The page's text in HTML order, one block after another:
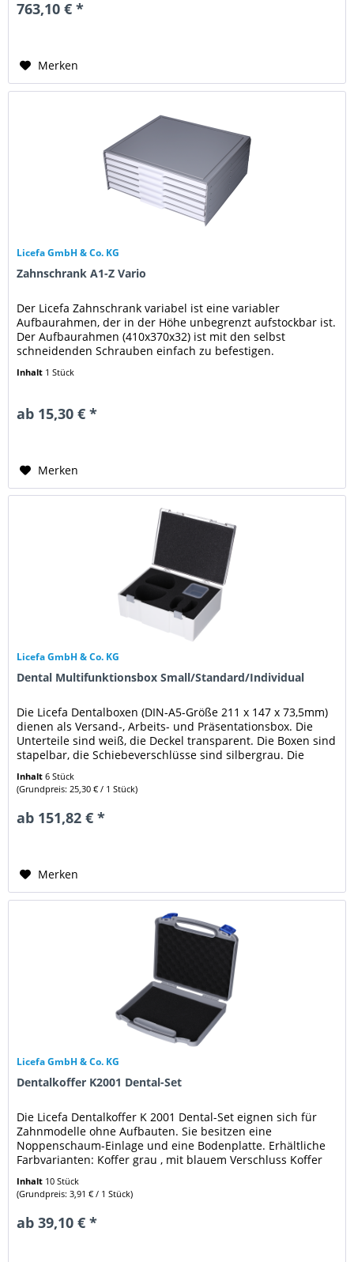
763,10 € *
Merken
Licefa GmbH & Co. KG
Zahnschrank A1-Z Vario
Der Licefa Zahnschrank variabel ist eine variabler
Aufbaurahmen, der in der Höhe unbegrenzt aufstockbar ist.
Der Aufbaurahmen (410x370x32) ist mit den selbst
schneidenden Schrauben einfach zu befestigen.
Inhalt 1 Stück
ab 15,30 € *
Merken
Licefa GmbH & Co. KG
Dental Multifunktionsbox Small/Standard/Individual
Die Licefa Dentalboxen (DIN-A5-Größe 211 x 147 x 73,5mm)
dienen als Versand-, Arbeits- und Präsentationsbox. Die
Unterteile sind weiß, die Deckel transparent. Die Boxen sind
stapelbar, die Schiebeverschlüsse sind silbergrau. Die
Inhalt6 Stück
(Grundpreis: 25,30 € / 1 Stück)
ab 151,82 € *
Merken
Licefa GmbH & Co. KG
Dentalkoffer K2001 Dental-Set
Die Licefa Dentalkoffer K 2001 Dental-Set eignen sich für
Zahnmodelle ohne Aufbauten. Sie besitzen eine
Noppenschaum-Einlage und eine Bodenplatte. Erhältliche
Farbvarianten: Koffer grau , mit blauem Verschluss Koffer
Inhalt 10 Stück
(Grundpreis: 3,91 € / 1 Stück)
ab 39,10 € *